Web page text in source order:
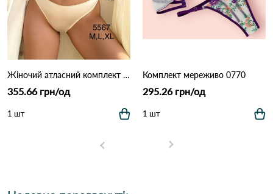
Жіночий атласний комплект білизни: бюстгальтер на кісточках та трусики (Опт) 5567 Айворі
355.66 грн/од
1 шт
Комплект мереживо 0770
295.26 грн/од
1 шт